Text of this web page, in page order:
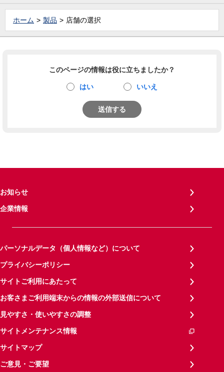
ホーム 製品 店舗の選択
このページの情報は役に立ちましたか？
はい いいえ
送信する
お知らせ
企業情報
パーソナルデータ（個人情報など）について
プライバシーポリシー
サイトご利用にあたって
お客さまご利用端末からの情報の外部送信について
見やすさ・使いやすさの調整
サイトメンテナンス情報
サイトマップ
ご意見・ご要望